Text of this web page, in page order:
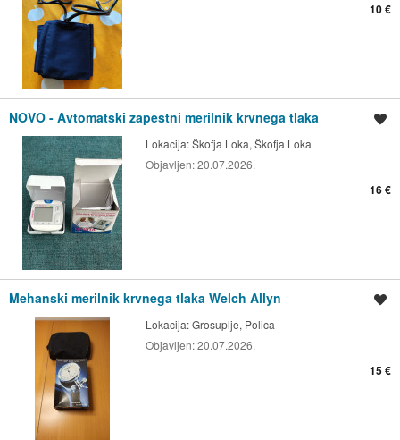
10 €
NOVO - Avtomatski zapestni merilnik krvnega tlaka
Lokacija:Škofja Loka, Škofja Loka
Objavljen:20.07.2026.
16 €
Mehanski merilnik krvnega tlaka Welch Allyn
Lokacija:Grosuplje, Polica
Objavljen:20.07.2026.
15 €